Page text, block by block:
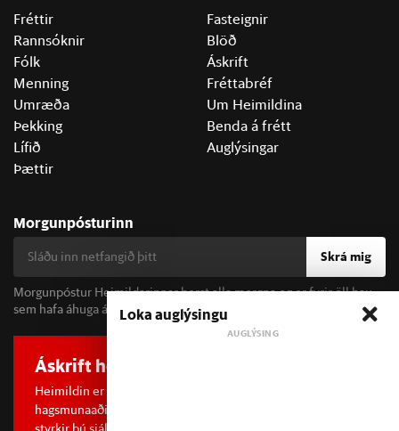
Fréttir
Rannsóknir
Fólk
Menning
Umræða
Þekking
Lífið
Þættir
Fasteignir
Blöð
Áskrift
Fréttabréf
Um Heimildina
Benda á frétt
Auglýsingar
Morgunpósturinn
Skrá mig
Morgunpóstur Heimildarinnar berst alla morgna og er fyrir öll þau
sem hafa áhuga á fréttum og þjóðfélagsumræðu.
Áskrift hefur áhrif
Heimildin er í dreifðu eignarhaldi og óháð
hagsmunaaðilum. Með því að kaupa áskrift að Heimildinni
Loka auglýsingu